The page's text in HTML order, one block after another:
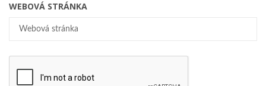
WEBOVÁ STRÁNKA